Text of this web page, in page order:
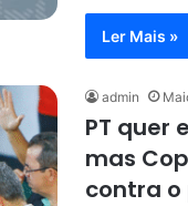
Ler Mais »
admin
PT quer
mas
contra o